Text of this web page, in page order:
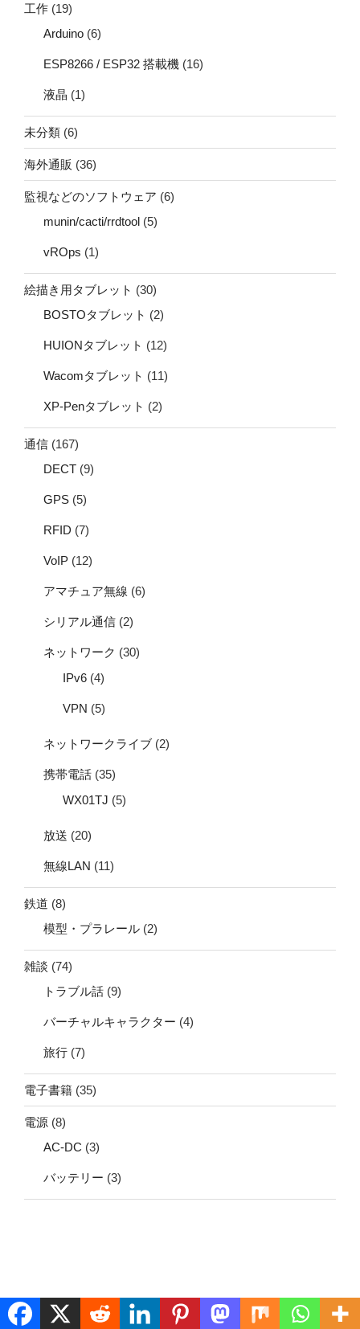
工作 (19)
Arduino (6)
ESP8266 / ESP32 搭載機 (16)
液晶 (1)
未分類 (6)
海外通販 (36)
監視などのソフトウェア (6)
munin/cacti/rrdtool (5)
vROps (1)
絵描き用タブレット (30)
BOSTOタブレット (2)
HUIONタブレット (12)
Wacomタブレット (11)
XP-Penタブレット (2)
通信 (167)
DECT (9)
GPS (5)
RFID (7)
VoIP (12)
アマチュア無線 (6)
シリアル通信 (2)
ネットワーク (30)
IPv6 (4)
VPN (5)
ネットワークライブ (2)
携帯電話 (35)
WX01TJ (5)
放送 (20)
無線LAN (11)
鉄道 (8)
模型・プラレール (2)
雑談 (74)
トラブル話 (9)
バーチャルキャラクター (4)
旅行 (7)
電子書籍 (35)
電源 (8)
AC-DC (3)
バッテリー (3)